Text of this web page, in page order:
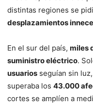
distintas regiones se
desplazamientos
En el sur del país, miles
suministro eléctrico.
usuarios seguían sin
superaba los 43.000
cortes se amplíen a